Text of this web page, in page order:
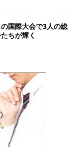
国際大会で3人の総
ちが輝く